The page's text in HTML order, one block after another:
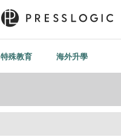
特殊教育 海外升學